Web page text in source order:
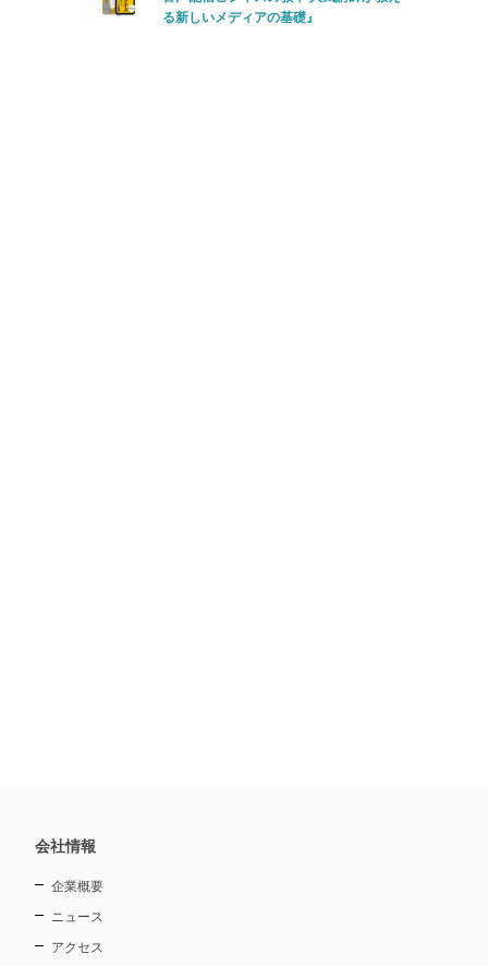
る新しいメディアの基礎』
会社情報
企業概要
ニュース
アクセス